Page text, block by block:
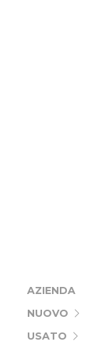
AZIENDA
NUOVO
USATO